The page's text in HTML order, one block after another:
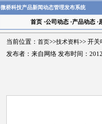
微桥科技产品新闻动态管理发布系统
首页·公司动态·产品动态·
当前位置： 首页>>技术资料>> 开关
发布者：来自网络 发布时间：